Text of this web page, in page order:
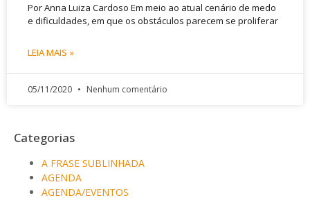
Por Anna Luiza Cardoso Em meio ao atual cenário de medo
e dificuldades, em que os obstáculos parecem se proliferar
LEIA MAIS »
05/11/2020 Nenhum comentário
Categorias
A FRASE SUBLINHADA
AGENDA
AGENDA/EVENTOS